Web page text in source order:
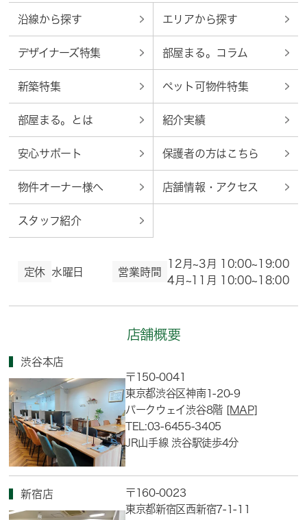
沿線から探す エリアから探す
デザイナーズ特集 部屋まる。コラム
新築特集 ペット可物件特集
部屋まる。とは 紹介実績
安心サポート 保護者の方はこちら
物件オーナー様へ 店舗情報・アクセス
スタッフ紹介
定休 水曜日 営業時間
12月~3月 10:00~19:00
4月~11月 10:00~18:00
店舗概要
渋谷本店
〒150-0041
東京都渋谷区神南1-20-9
パークウェイ渋谷8階 [MAP]
TEL:03-6455-3405
JR山手線 渋谷駅徒歩4分
新宿店
〒160-0023
東京都新宿区西新宿7-1-11